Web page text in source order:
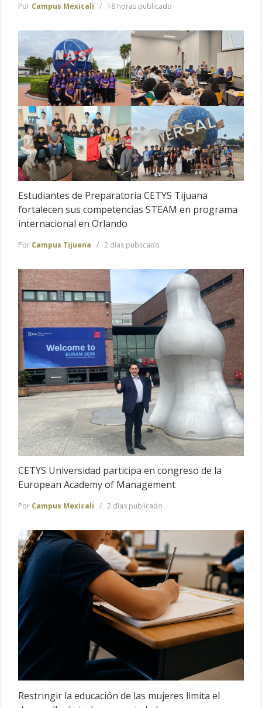
Por Campus Mexicali 18 horas publicado
Estudiantes de Preparatoria CETYS Tijuana
fortalecen sus competencias STEAM en programa
internacional en Orlando
Por Campus Tijuana 2 días publicado
CETYS Universidad participa en congreso de la
European Academy of Management
Por Campus Mexicali 2 días publicado
Restringir la educación de las mujeres limita el